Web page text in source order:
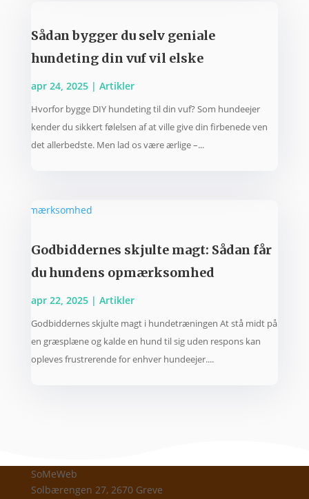
Sådan bygger du selv geniale
hundeting din vuf vil elske
apr 24, 2025| Artikler
Hvorfor bygge DIY hundeting til din vuf? Som hundeejer
kender du sikkert følelsen af at ville give din firbenede ven
det allerbedste. Men lad os være ærlige –...
Godbiddernes skjulte magt: Sådan får
du hundens opmærksomhed
apr 22, 2025| Artikler
Godbiddernes skjulte magt i hundetræningen At stå midt på
en græsplæne og kalde en hund til sig uden respons kan
opleves frustrerende for enhver hundeejer....
SoMeWeb
Solbærengen 27, 2670 Greve